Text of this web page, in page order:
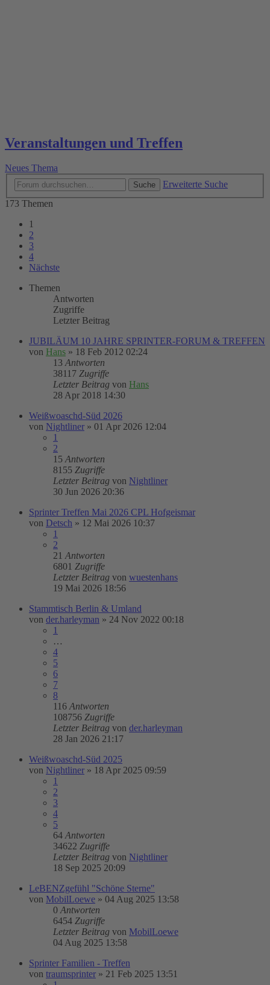
Veranstaltungen und Treffen
Neues Thema
Suche
Erweiterte Suche
173 Themen
1
2
3
4
Nächste
Themen
Antworten
Zugriffe
Letzter Beitrag
JUBILÄUM 10 JAHRE SPRINTER-FORUM & TREFFEN
von Hans » 18 Feb 2012 02:24
13 Antworten
38117 Zugriffe
Letzter Beitrag von Hans
28 Apr 2018 14:30
Weißwoaschd-Süd 2026
von Nightliner » 01 Apr 2026 12:04
1
2
15 Antworten
8155 Zugriffe
Letzter Beitrag von Nightliner
30 Jun 2026 20:36
Sprinter Treffen Mai 2026 CPL Hofgeismar
von Detsch » 12 Mai 2026 10:37
1
2
21 Antworten
6801 Zugriffe
Letzter Beitrag von wuestenhans
19 Mai 2026 18:56
Stammtisch Berlin & Umland
von der.harleyman » 24 Nov 2022 00:18
1
…
4
5
6
7
8
116 Antworten
108756 Zugriffe
Letzter Beitrag von der.harleyman
28 Jan 2026 21:17
Weißwoaschd-Süd 2025
von Nightliner » 18 Apr 2025 09:59
1
2
3
4
5
64 Antworten
34622 Zugriffe
Letzter Beitrag von Nightliner
18 Sep 2025 20:09
LeBENZgefühl "Schöne Sterne"
von MobilLoewe » 04 Aug 2025 13:58
0 Antworten
6454 Zugriffe
Letzter Beitrag von MobilLoewe
04 Aug 2025 13:58
Sprinter Familien - Treffen
von traumsprinter » 21 Feb 2025 13:51